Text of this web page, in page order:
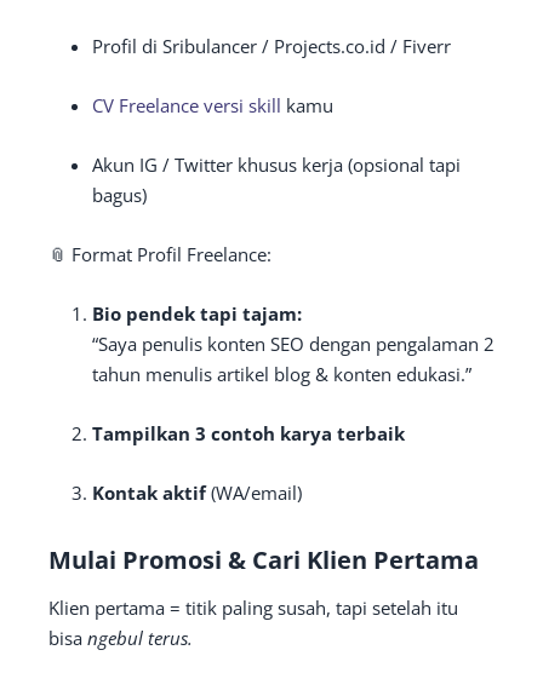
Profil di Sribulancer / Projects.co.id / Fiverr
CV Freelance versi skill kamu
Akun IG / Twitter khusus kerja (opsional tapi
bagus)
📎 Format Profil Freelance:
Bio pendek tapi tajam:
“Saya penulis konten SEO dengan pengalaman 2
tahun menulis artikel blog & konten edukasi.”
Tampilkan 3 contoh karya terbaik
Kontak aktif(WA/email)
Mulai Promosi & Cari Klien Pertama
Klien pertama = titik paling susah, tapi setelah itu
bisa ngebul terus.